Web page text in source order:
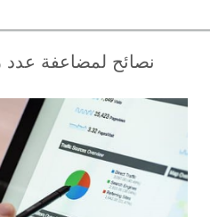
نصائح لمضاعفة